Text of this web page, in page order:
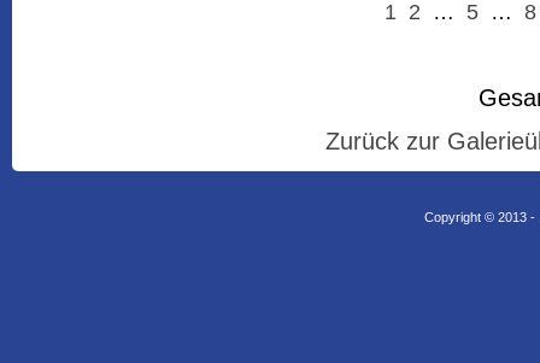
1 2 … 5 … 8
Zurück zur
Copyright © 2013